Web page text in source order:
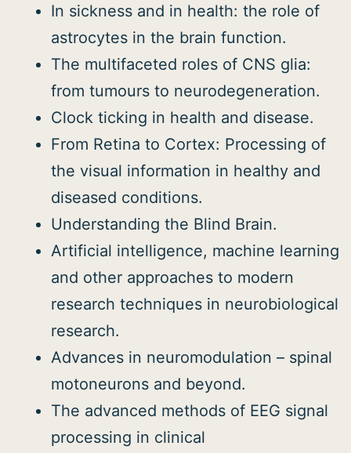
In sickness and in health: the role of
astrocytes in the brain function.
The multifaceted roles of CNS glia:
from tumours to neurodegeneration.
Clock ticking in health and disease.
From Retina to Cortex: Processing of
the visual information in healthy and
diseased conditions.
Understanding the Blind Brain.
Artificial intelligence, machine learning
and other approaches to modern
research techniques in neurobiological
research.
Advances in neuromodulation – spinal
motoneurons and beyond.
The advanced methods of EEG signal
processing in clinical